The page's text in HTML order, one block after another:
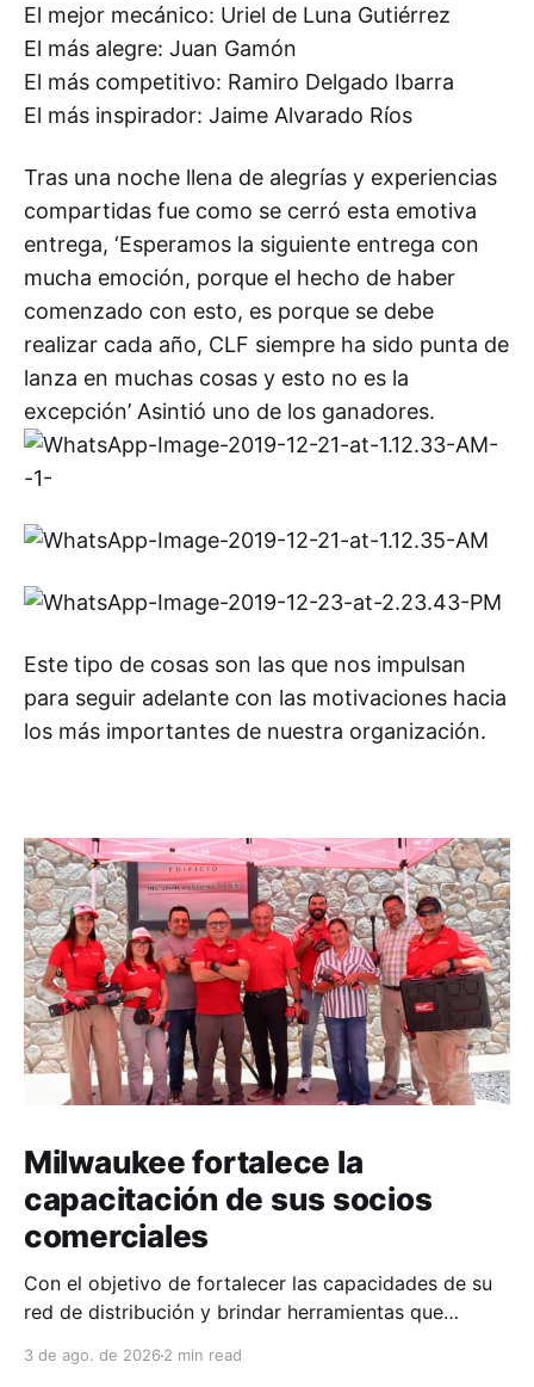
El mejor mecánico: Uriel de Luna Gutiérrez
El más alegre: Juan Gamón
El más competitivo: Ramiro Delgado Ibarra
El más inspirador: Jaime Alvarado Ríos
Tras una noche llena de alegrías y experiencias
compartidas fue como se cerró esta emotiva
entrega, ‘Esperamos la siguiente entrega con
mucha emoción, porque el hecho de haber
comenzado con esto, es porque se debe
realizar cada año, CLF siempre ha sido punta de
lanza en muchas cosas y esto no es la
excepción’ Asintió uno de los ganadores.
Este tipo de cosas son las que nos impulsan
para seguir adelante con las motivaciones hacia
los más importantes de nuestra organización.
Milwaukee fortalece la
capacitación de sus socios
comerciales
Con el objetivo de fortalecer las capacidades de su
red de distribución y brindar herramientas que
técnico, Milwaukee llevó a cabo una capacitación
3 de ago. de 2026 2 min read